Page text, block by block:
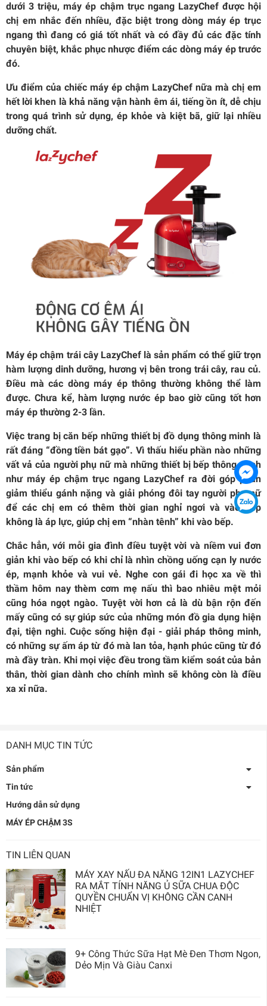
DANH MỤC TIN TỨC
Sản phẩm
Tin tức
Hướng dẫn sử dụng
MÁY ÉP CHẬM 3S
TIN LIÊN QUAN
MÁY XAY NẤU ĐA NĂNG 12IN1 LAZYCHEF
RA MẮT TÍNH NĂNG Ủ SỮA CHUA ĐỘC
QUYỀN CHUẨN VỊ KHÔNG CẦN CANH
NHIỆT
9+ Công Thức Sữa Hạt Mè Đen Thơm Ngon,
Dẻo Mịn Và Giàu Canxi
dưới 3 triệu, máy ép chậm trục ngang LazyChef được hội
chị em nhắc đến nhiều, đặc biệt trong dòng máy ép trục
ngang thì đang có giá tốt nhất và có đầy đủ các đặc tính
chuyên biệt, khắc phục nhược điểm các dòng máy ép trước
đó.
Ưu điểm của chiếc máy ép chậm LazyChef nữa mà chị em
hết lời khen là khả năng vận hành êm ái, tiếng ồn ít, dễ chịu
trong quá trình sử dụng, ép khỏe và kiệt bã, giữ lại nhiều
dưỡng chất.
Máy ép chậm trái cây LazyChef là sản phẩm có thể giữ trọn
hàm lượng dinh dưỡng, hương vị bên trong trái cây, rau củ.
Điều mà các dòng máy ép thông thường không thể làm
được. Chưa kể, hàm lượng nước ép bao giờ cũng tốt hơn
máy ép thường 2-3 lần.
Việc trang bị căn bếp những thiết bị đồ dụng thông minh là
rất đáng “đồng tiền bát gạo”. Vì thấu hiểu phần nào những
vất vả của người phụ nữ mà những thiết bị bếp thông minh
như máy ép chậm trục ngang LazyChef ra đời góp phần
giảm thiểu gánh nặng và giải phóng đôi tay người phụ nữ
để các chị em có thêm thời gian nghỉ ngơi và vào bếp
không là áp lực, giúp chị em “nhàn tênh” khi vào bếp.
Chắc hẳn, với mỗi gia đình điều tuyệt vời và niềm vui đơn
giản khi vào bếp có khi chỉ là nhìn chồng uống cạn ly nước
ép, mạnh khỏe và vui vẻ. Nghe con gái đi học xa về thì
thầm hôm nay thèm cơm mẹ nấu thì bao nhiêu mệt mỏi
cũng hóa ngọt ngào. Tuyệt vời hơn cả là dù bận rộn đến
mấy cũng có sự giúp sức của những món đồ gia dụng hiện
đại, tiện nghi. Cuộc sống hiện đại - giải pháp thông minh,
có những sự ấm áp từ đó mà lan tỏa, hạnh phúc cũng từ đó
mà đầy tràn. Khi mọi việc đều trong tầm kiểm soát của bản
thân, thời gian dành cho chính mình sẽ không còn là điều
xa xỉ nữa.